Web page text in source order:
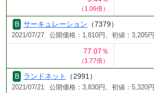
（1.06倍）
サーキュレーション （7379）
2021/07/27 公開価格：1,810円、初値：3,205円
77.07％
（1.77倍）
ランドネット （2991）
2021/07/21 公開価格：3,830円、初値：5,320円